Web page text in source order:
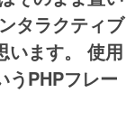
タラクティブ
います。 使用
PHPフレー